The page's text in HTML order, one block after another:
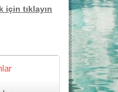
için tıklayın